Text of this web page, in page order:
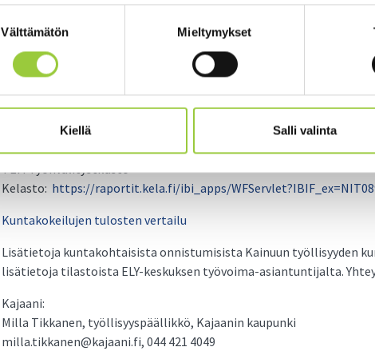
Välttämätön Mieltymykset
Kiellä Salli valinta
Kuntakokeilujen seurantaa on tehty tiiviissä yhteistyössä Kainuun
Seurantaa ja arviointia tehdään kunnittain ja yhteisesti Kainuun
Valtionhallinnon ja kuntatoimijoiden välinen yhteistyö
Työttömyysaste on Kainuussa laskenut jo pidemmän aikaa.
voidaankin katsoa vaikuttavan työvoimapulan. Kainuussa
Lähteet:
TEM Työnvälitystilasto
Kelasto: https://raportit.kela.fi/ibi_apps/
Kuntakokeilujen tulosten vertailu
Lisätietoja kuntakohtaisista onnistumisista Kainuun työllisyyden
lisätietoja tilastoista ELY-keskuksen työvoima-asiantuntijalta.
Kajaani:
Milla Tikkanen, työllisyyspäällikkö, Kajaanin kaupunki
milla.tikkanen@kajaani.fi, 044 421 4049